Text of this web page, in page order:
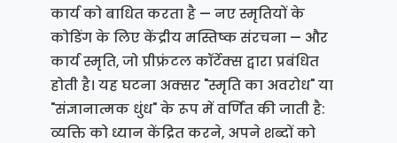
कार्य को बाधित करता है — नए स्मृतियों के
कोडिंग के लिए केंद्रीय मस्तिष्क संरचना — और
कार्य स्मृति, जो प्रीफ्रंटल कॉर्टेक्स द्वारा प्रबंधित
होती है। यह घटना अक्सर "स्मृति का अवरोध" या
"संज्ञानात्मक धुंध" के रूप में वर्णित की जाती है:
व्यक्ति को ध्यान केंद्रित करने, अपने शब्दों को